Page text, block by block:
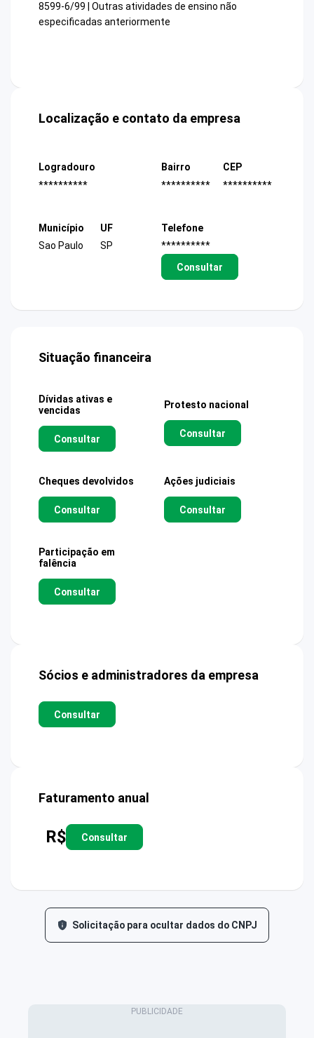
8599-6/99 | Outras atividades de ensino não
especificadas anteriormente
Localização e contato da empresa
Logradouro
**********
Bairro
**********
CEP
**********
Município
Sao Paulo
UF
SP
Telefone
**********
Consultar
Situação financeira
Dívidas ativas e
vencidas
Consultar
Protesto nacional
Consultar
Cheques devolvidos
Consultar
Ações judiciais
Consultar
Participação em
falência
Consultar
Sócios e administradores da empresa
Consultar
Faturamento anual
R$ Consultar
Solicitação para ocultar dados do CNPJ